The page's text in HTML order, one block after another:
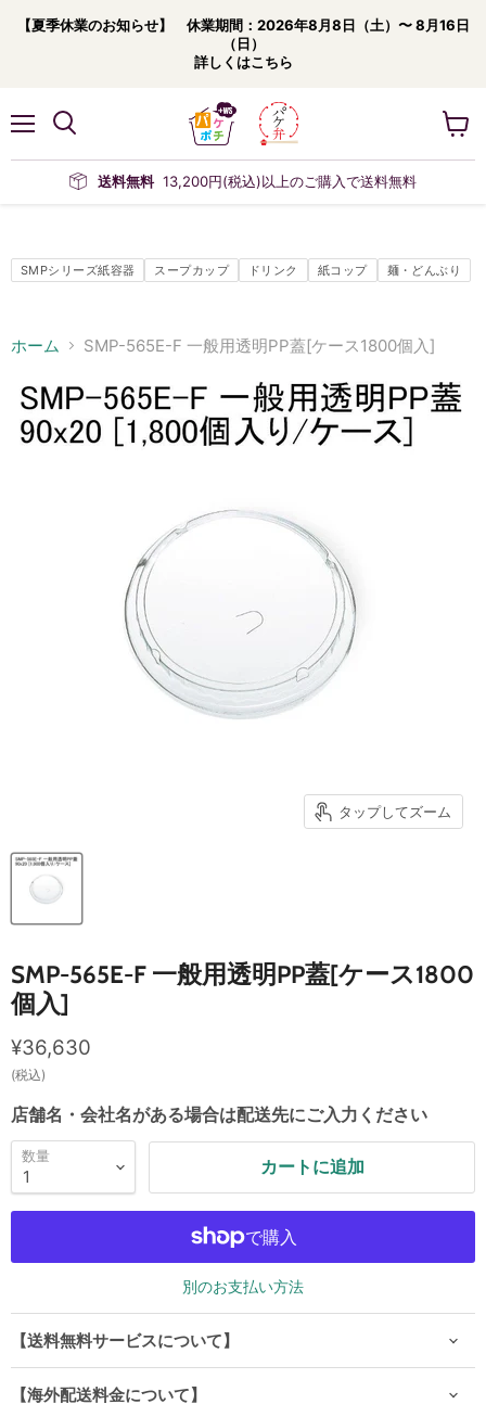
【夏季休業のお知らせ】 休業期間：2026年8月8日（土）〜 8月16日
（日）
詳しくはこちら
ニ
送料無料 13,200円(税込)以上のご購入で送料無料
ー
SMPシリーズ紙容器 スープカップ ドリンク 紙コップ 麺・どんぶり
ホーム SMP-565E-F 一般用透明PP蓋[ケース1800個入]
タップしてズーム
SMP-565E-F 一般用透明PP蓋[ケース1800
個入]
現在の価格
¥36,630
(税込)
店舗名・会社名がある場合は配送先にご入力ください
数量
カートに追加
別のお支払い方法
【送料無料サービスについて】
【海外配送料金について】